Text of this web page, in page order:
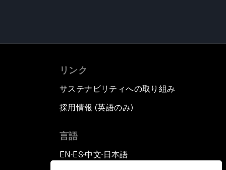
リンク
サステナビリティへの取り組み
採用情報 (英語のみ)
言語
EN ▪ES▪中文▪ 日本語